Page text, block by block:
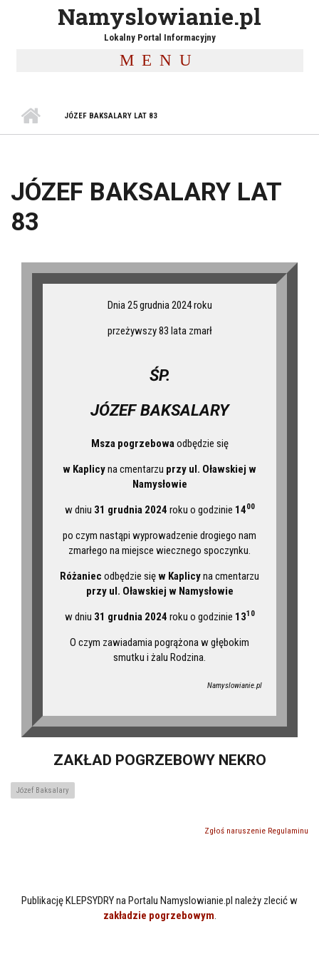
Namyslowianie.pl
Lokalny Portal Informacyjny
MENU
JÓZEF BAKSALARY LAT 83
JÓZEF BAKSALARY LAT
83
Dnia 25 grudnia 2024 roku
przeżywszy 83 lata zmarł
ŚP.
JÓZEF BAKSALARY
Msza pogrzebowa odbędzie się
w Kaplicyna cmentarzu przy ul. Oławskiej w
Namysłowie
w dniu 31 grudnia 2024 roku o godzinie 1400
po czym nastąpi wyprowadzenie drogiego nam
zmarłego na miejsce wiecznego spoczynku.
Różaniec odbędzie sięw Kaplicyna cmentarzu
przy ul. Oławskiej w Namysłowie
w dniu 31 grudnia 2024 roku o godzinie 1310
O czym zawiadamia pogrążona w głębokim
smutku i żalu Rodzina.
Namyslowianie.pl
ZAKŁAD POGRZEBOWY NEKRO
Józef Baksalary
Zgłoś naruszenie Regulaminu
Publikację KLEPSYDRY na Portalu Namyslowianie.pl należy zlecić w
zakładzie pogrzebowym